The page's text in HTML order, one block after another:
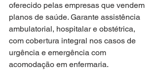
oferecido pelas empresas que vendem
planos de saúde. Garante assistência
ambulatorial, hospitalar e obstétrica,
com cobertura integral nos casos de
urgência e emergência com
acomodação em enfermaria.